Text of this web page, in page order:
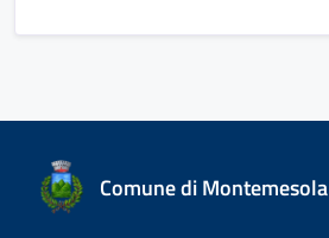
Comune di Montemesola